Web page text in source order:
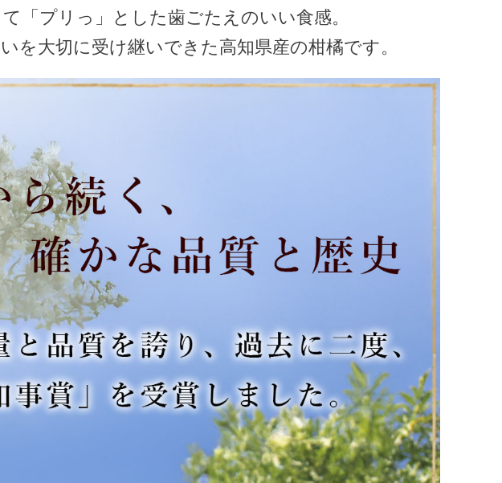
「プリっ」とした歯ごたえのいい食感。
を大切に受け継いできた高知県産の柑橘です。